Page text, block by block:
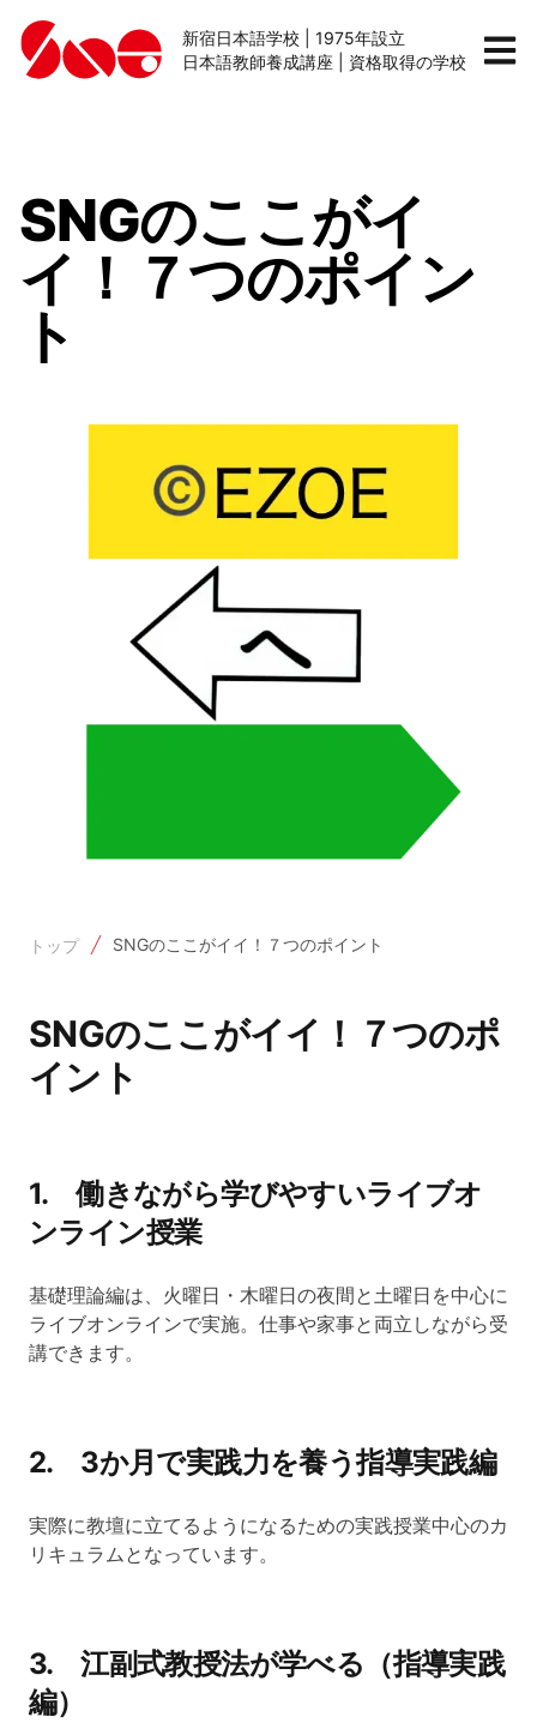
新宿日本語学校 | 1975年設立
日本語教師養成講座 | 資格取得の学校
SNGのここがイ
イ！７つのポイン
ト
トップ SNGのここがイイ！７つのポイント
SNGのここがイイ！７つのポ
イント
1. 働きながら学びやすいライブオ
ンライン授業
基礎理論編は、火曜日・木曜日の夜間と土曜日を中心に
ライブオンラインで実施。仕事や家事と両立しながら受
講できます。
2. 3か月で実践力を養う指導実践編
実際に教壇に立てるようになるための実践授業中心のカ
リキュラムとなっています。
3. 江副式教授法が学べる（指導実践
編）